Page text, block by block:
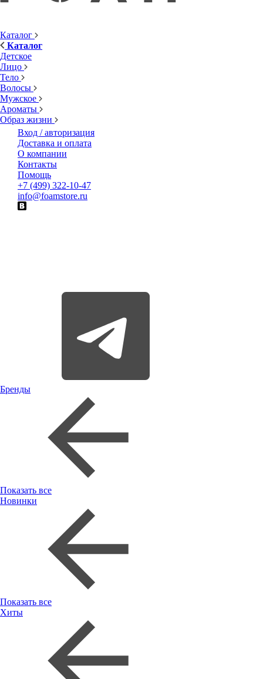
Каталог
Каталог
Детское
Лицо
Тело
Волосы
Мужское
Ароматы
Образ жизни
Вход / авторизация
Доставка и оплата
О компании
Контакты
Помощь
+7 (499) 322-10-47
info@foamstore.ru
Бренды
Показать все
Новинки
Показать все
Хиты